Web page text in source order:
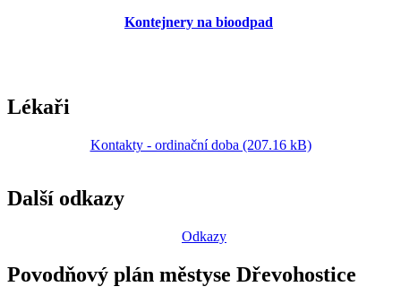
Kontejnery na bioodpad
Lékaři
Kontakty - ordinační doba (207.16 kB)
Další odkazy
Odkazy
Povodňový plán městyse Dřevohostice